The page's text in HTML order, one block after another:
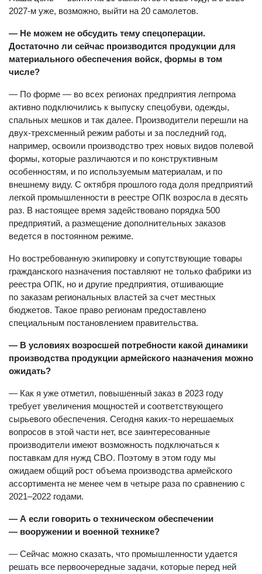
2027-м уже, возможно, выйти на 20 самолетов.
— Не можем не обсудить тему спецоперации.
Достаточно ли сейчас производится продукции для
материального обеспечения войск, формы в том
числе?
— По форме — во всех регионах предприятия легпрома
активно подключились к выпуску спецобуви, одежды,
спальных мешков и так далее. Производители перешли на
двух-трехсменный режим работы и за последний год,
например, освоили производство трех новых видов полевой
формы, которые различаются и по конструктивным
особенностям, и по используемым материалам, и по
внешнему виду. С октября прошлого года доля предприятий
легкой промышленности в реестре ОПК возросла в десять
раз. В настоящее время задействовано порядка 500
предприятий, а размещение дополнительных заказов
ведется в постоянном режиме.
Но востребованную экипировку и сопутствующие товары
гражданского назначения поставляют не только фабрики из
реестра ОПК, но и другие предприятия, отшивающие
по заказам региональных властей за счет местных
бюджетов. Такое право регионам предоставлено
специальным постановлением правительства.
— В условиях возросшей потребности какой динамики
производства продукции армейского назначения можно
ожидать?
— Как я уже отметил, повышенный заказ в 2023 году
требует увеличения мощностей и соответствующего
сырьевого обеспечения. Сегодня каких-то нерешаемых
вопросов в этой части нет, все заинтересованные
производители имеют возможность подключаться к
поставкам для нужд СВО. Поэтому в этом году мы
ожидаем общий рост объема производства армейского
ассортимента не менее чем в четыре раза по сравнению с
2021–2022 годами.
— А если говорить о техническом обеспечении
— вооружении и военной технике?
— Сейчас можно сказать, что промышленности удается
решать все первоочередные задачи, которые перед ней